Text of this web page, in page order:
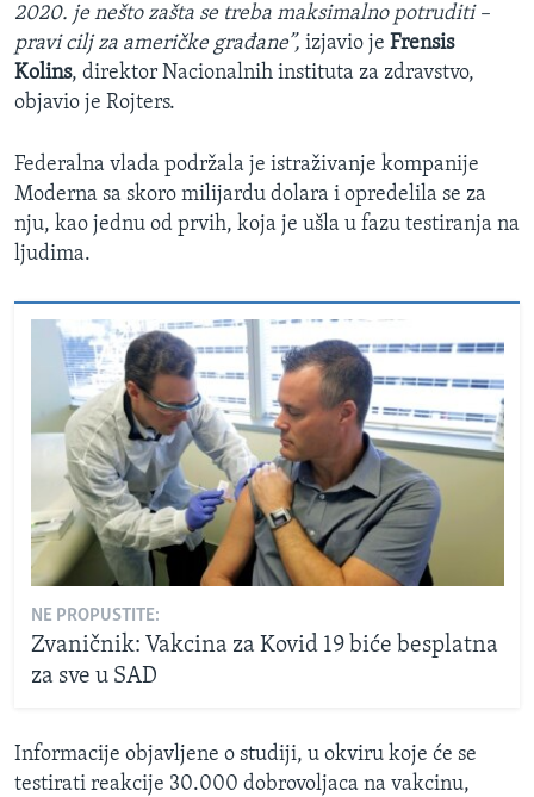
2020. je nešto zašta se treba maksimalno potruditi –
pravi cilj za američke građane”, izjavio je Frensis
Kolins, direktor Nacionalnih instituta za zdravstvo,
objavio je Rojters.
Federalna vlada podržala je istraživanje kompanije
Moderna sa skoro milijardu dolara i opredelila se za
nju, kao jednu od prvih, koja je ušla u fazu testiranja na
ljudima.
NE PROPUSTITE:
Zvaničnik: Vakcina za Kovid 19 biće besplatna
za sve u SAD
Informacije objavljene o studiji, u okviru koje će se
testirati reakcije 30.000 dobrovoljaca na vakcinu,